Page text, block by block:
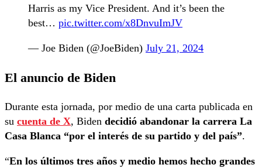
Harris as my Vice President. And it’s been the
best… pic.twitter.com/x8DnvuImJV
— Joe Biden (@JoeBiden) July 21, 2024
El anuncio de Biden
Durante esta jornada, por medio de una carta publicada en
su cuenta de X, Biden decidió abandonar la carrera La
Casa Blanca “por el interés de su partido y del país”.
“En los últimos tres años y medio hemos hecho grandes